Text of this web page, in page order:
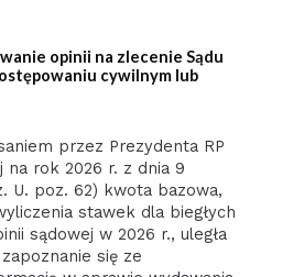
opinii na zlecenie Sądu
cywilnym lub
przez Prezydenta RP
na rok 2026 r. z dnia 9
U. poz. 62) kwota bazowa,
stawek dla biegłych
sądowej w 2026 r., uległa
się ze